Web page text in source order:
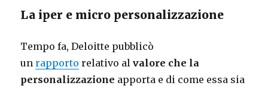
La iper e micro personalizzazione
Tempo fa, Deloitte pubblicò
unrapporto relativo alvalore che la
personalizzazione apporta e di come essa sia